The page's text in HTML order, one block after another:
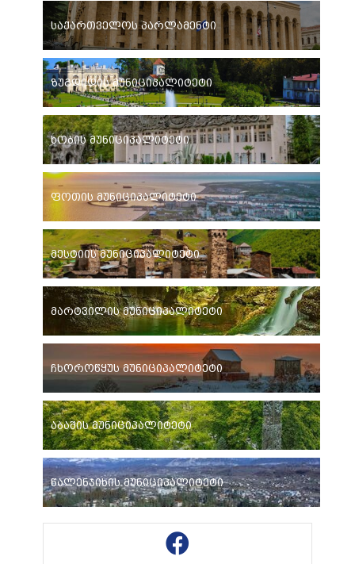
საქართველოს პარლამენტი
ზუგდიდის მუნიციპალიტეტი
ხობის მუნიციპალიტეტი
ფოთის მუნიციპალიტეტი
მესტიის მუნიციპალიტეტი
მარტვილის მუნიციპალიტეტი
ჩხოროწყუს მუნიციპალიტეტი
აბაშის მუნიციპალიტეტი
წალენჯიხის მუნიციპალიტეტი